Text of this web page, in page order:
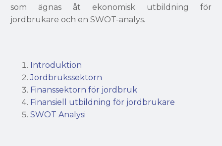
som ägnas åt ekonomisk utbildning för
jordbrukare och en SWOT-analys.
Introduktion
Jordbrukssektorn
Finanssektorn för jordbruk
Finansiell utbildning för jordbrukare
SWOT Analysi